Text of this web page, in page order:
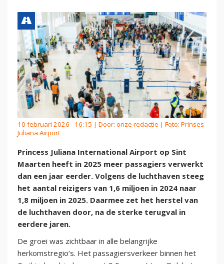
10 februari 2026 - 16:15 | Door: onze redactie | Foto: Prinses
Juliana Airport
Princess Juliana International Airport op Sint
Maarten heeft in 2025 meer passagiers verwerkt
dan een jaar eerder. Volgens de luchthaven steeg
het aantal reizigers van 1,6 miljoen in 2024 naar
1,8 miljoen in 2025. Daarmee zet het herstel van
de luchthaven door, na de sterke terugval in
eerdere jaren.
De groei was zichtbaar in alle belangrijke
herkomstregio’s. Het passagiersverkeer binnen het